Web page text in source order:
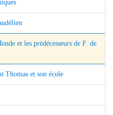
et les prédécesseurs de F. de
Thomas et son école